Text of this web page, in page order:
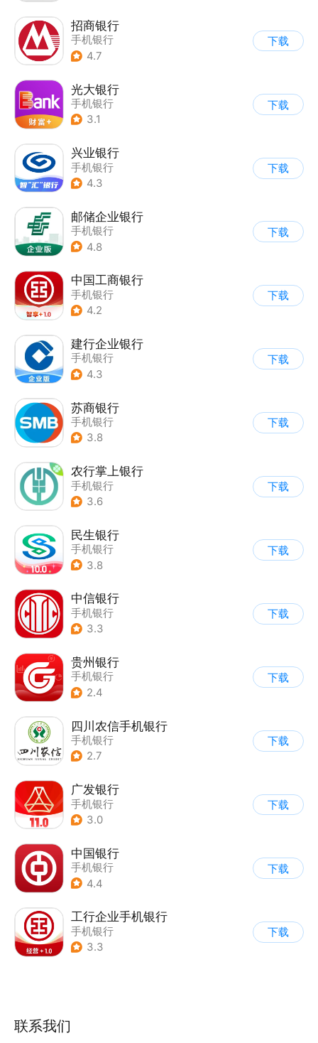
招商银行
手机银行
4.7
下载
光大银行
手机银行
3.1
下载
兴业银行
手机银行
4.3
下载
邮储企业银行
手机银行
4.8
下载
中国工商银行
手机银行
4.2
下载
建行企业银行
手机银行
4.3
下载
苏商银行
手机银行
3.8
下载
农行掌上银行
手机银行
3.6
下载
民生银行
手机银行
3.8
下载
中信银行
手机银行
3.3
下载
贵州银行
手机银行
2.4
下载
四川农信手机银行
手机银行
2.7
下载
广发银行
手机银行
3.0
下载
中国银行
手机银行
4.4
下载
工行企业手机银行
手机银行
3.3
下载
联系我们